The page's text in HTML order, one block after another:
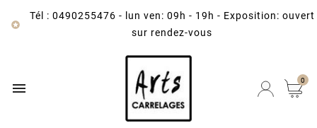

Tél : 0490255476 -
lun ven: 09h - 19h - Exposition: ouvert
sur rendez-vous
 0